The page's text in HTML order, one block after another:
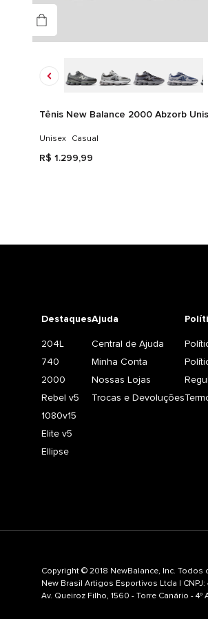
Tênis New Balance 2000 Abzorb
Unisex Casual
R$ 1.299,99
Destaques
204L
740
2000
Rebel v5
1080v15
Elite v5
Ellipse
Ajuda
Central de Ajuda
Minha Conta
Nossas Lojas
Trocas e Devoluções
Copyright © 2018 NewBalance, Inc.
New Brasil Artigos Esportivos Ltda | CNPJ:
Av. Queiroz Filho, 1560 - Torre Canário -